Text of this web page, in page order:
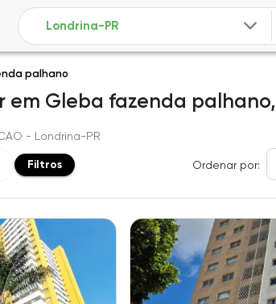
palhano
em Gleba fazenda palhano,
- Londrina-PR
Filtros Ordenar por: